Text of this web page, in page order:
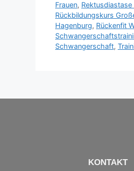
Frauen, Rektusdiastase
Rückbildungskurs
Hagenburg, Rückenfit
Schwangerschaft,
KONTAKT